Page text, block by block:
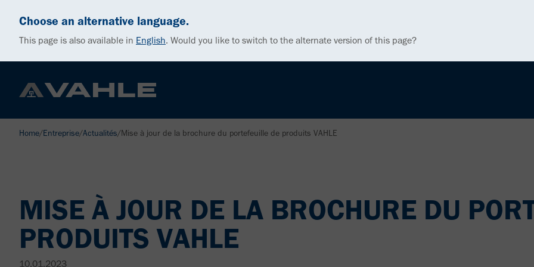
Choose an alternative language.
This page is also available in English. Would you like to switch to the alternate version of this page?
Home/Entreprise/Actualités/Mise à jour de la brochure du portefeuille de produits VAHLE
MISE À JOUR DE LA BROCHURE DU
PRODUITS VAHLE
10.01.2023